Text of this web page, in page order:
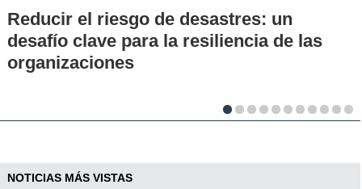
Los 70 años de la Carrera de Química de
la UC: Conoce su historia, hitos y aporte
al desarrollo científico del país
NOTICIAS MÁS VISTAS